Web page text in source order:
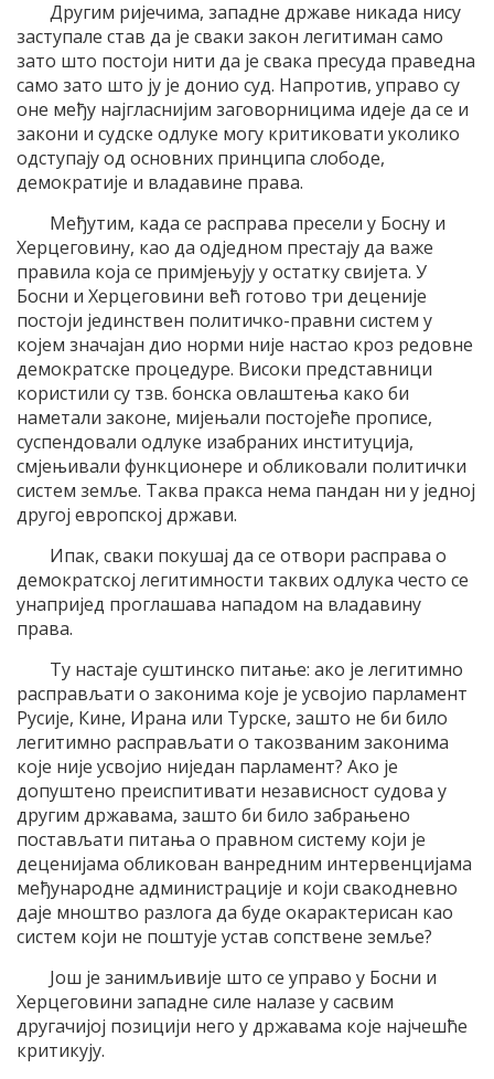
Другим ријечима, западне државе никада нису
заступале став да је сваки закон легитиман само
зато што постоји нити да је свака пресуда праведна
само зато што ју је донио суд. Напротив, управо су
оне међу најгласнијим заговорницима идеје да се и
закони и судске одлуке могу критиковати уколико
одступају од основних принципа слободе,
демократије и владавине права.
Међутим, када се расправа пресели у Босну и
Херцеговину, као да одједном престају да важе
правила која се примјењују у остатку свијета. У
Босни и Херцеговини већ готово три деценије
постоји јединствен политичко-правни систем у
којем значајан дио норми није настао кроз редовне
демократске процедуре. Високи представници
користили су тзв. бонска овлаштења како би
наметали законе, мијењали постојеће прописе,
суспендовали одлуке изабраних институција,
смјењивали функционере и обликовали политички
систем земље. Таква пракса нема пандан ни у једној
другој европској држави.
Ипак, сваки покушај да се отвори расправа о
демократској легитимности таквих одлука често се
унапријед проглашава нападом на владавину
права.
Ту настаје суштинско питање: ако је легитимно
расправљати о законима које је усвојио парламент
Русије, Кине, Ирана или Турске, зашто не би било
легитимно расправљати о такозваним законима
које није усвојио ниједан парламент? Ако је
допуштено преиспитивати независност судова у
другим државама, зашто би било забрањено
постављати питања о правном систему који је
деценијама обликован ванредним интервенцијама
међународне администрације и који свакодневно
даје мноштво разлога да буде окарактерисан као
систем који не поштује устав сопствене земље?
Још је занимљивије што се управо у Босни и
Херцеговини западне силе налазе у сасвим
другачијој позицији него у државама које најчешће
критикују.